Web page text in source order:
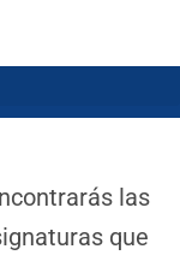
las
que